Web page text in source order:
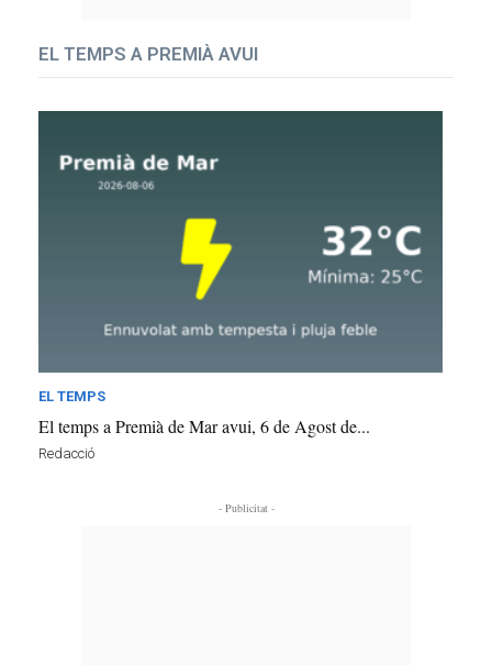
EL TEMPS A PREMIÀ AVUI
EL TEMPS
El temps a Premià de Mar avui, 6 de Agost de...
Redacció
- Publicitat -